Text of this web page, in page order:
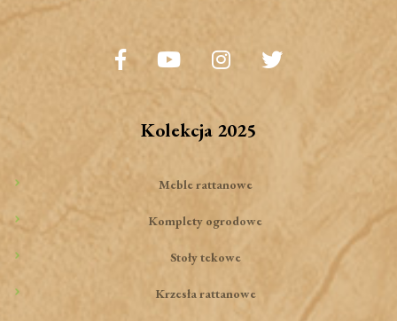
Kolekcja 2025
Meble rattanowe
Komplety ogrodowe
Stoły tekowe
Krzesła rattanowe